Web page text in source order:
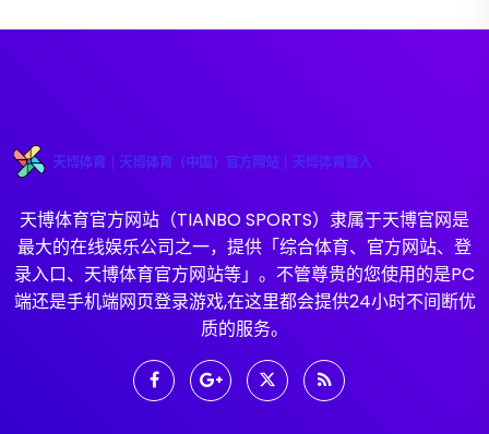
天博体育官方网站（TIANBO SPORTS）隶属于天博官网是
最大的在线娱乐公司之一，提供「综合体育、官方网站、登
录入口、天博体育官方网站等」。不管尊贵的您使用的是PC
端还是手机端网页登录游戏,在这里都会提供24小时不间断优
质的服务。